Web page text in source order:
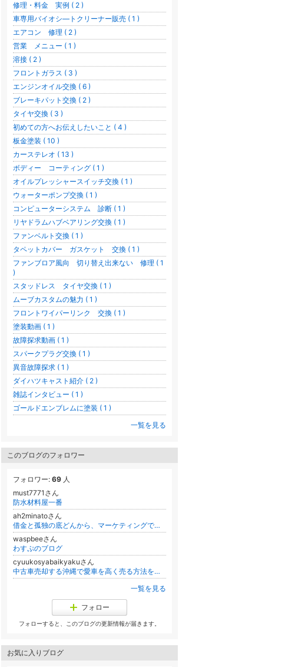
修理・料金 実例 ( 2 )
車専用バイオシ―トクリーナー販売 ( 1 )
エアコン 修理 ( 2 )
営業 メニュー ( 1 )
溶接 ( 2 )
フロントガラス ( 3 )
エンジンオイル交換 ( 6 )
ブレーキパット交換 ( 2 )
タイヤ交換 ( 3 )
初めての方へお伝えしたいこと ( 4 )
板金塗装 ( 10 )
カーステレオ ( 13 )
ボディー コーティング ( 1 )
オイルプレッシャースイッチ交換 ( 1 )
ウォーターポンプ交換 ( 1 )
コンピューターシステム 診断 ( 1 )
リヤドラムハブベアリング交換 ( 1 )
ファンベルト交換 ( 1 )
タペットカバー ガスケット 交換 ( 1 )
ファンブロア風向 切り替え出来ない 修理 ( 1
)
スタッドレス タイヤ交換 ( 1 )
ムーブカスタムの魅力 ( 1 )
フロントワイパーリンク 交換 ( 1 )
塗装動画 ( 1 )
故障探求動画 ( 1 )
スパークプラグ交換 ( 1 )
異音故障探求 ( 1 )
ダイハツキャスト紹介 ( 2 )
雑誌インタビュー ( 1 )
ゴールドエンブレムに塗装 ( 1 )
一覧を見る
このブログのフォロワー
フォロワー: 69 人
must7771さん
防水材料屋一番
ah2minatoさん
借金と孤独の底どんから、マーケティングで未来を拓いたアラフィフの挑戦
waspbeeさん
わすぷのブログ
cyuukosyabaikyakuさん
中古車売却する沖縄で愛車を高く売る方法を紹介
一覧を見る
フォロー
フォローすると、このブログの更新情報が届きます。
お気に入りブログ